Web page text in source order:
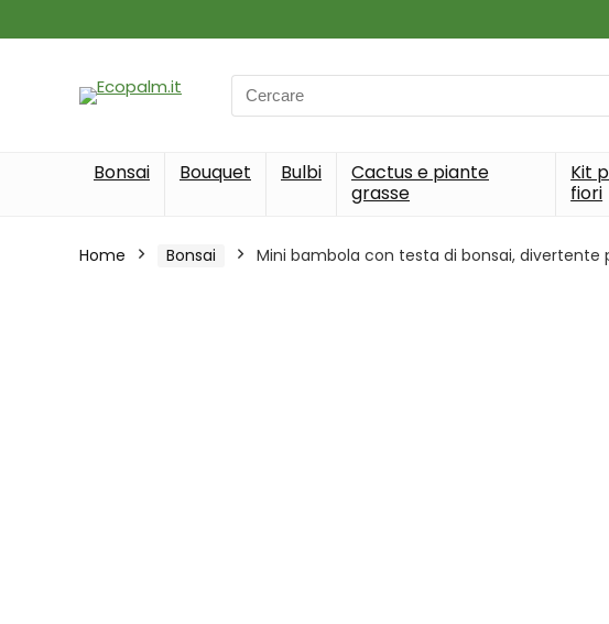
Search
for:
Bonsai Bouquet Bulbi
Cactus e piante
grasse
Kit
fiori
Home Bonsai Mini bambola con testa di bonsai,